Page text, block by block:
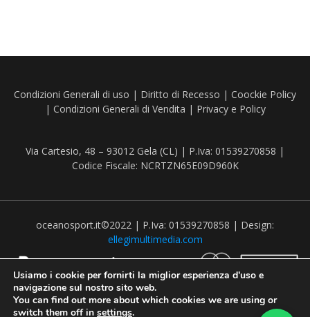
Condizioni Generali di uso | Diritto di Recesso | Coockie Policy
| Condizioni Generali di Vendita | Privacy e Policy
Via Cartesio, 48 – 93012 Gela (CL) | P.Iva: 01539270858 |
Codice Fiscale: NCRTZN65E09D960K
oceanosport.it©2022 | P.Iva: 01539270858 | Design:
ellegimultimedia.com
Usiamo i cookie per fornirti la miglior esperienza d'uso e
navigazione sul nostro sito web.
You can find out more about which cookies we are using or
switch them off in settings.